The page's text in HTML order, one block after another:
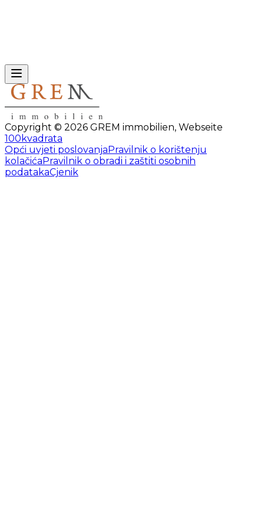
Copyright © 2026 GREM immobilien, Webseite
100kvadrata
Opći uvjeti poslovanjaPravilnik o korištenju
kolačićaPravilnik o obradi i zaštiti osobnih
podatakaCjenik